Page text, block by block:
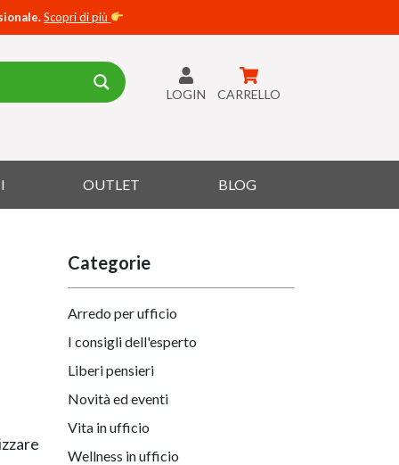
Scopri di più
LOGIN CARRELLO
OUTLET BLOG
Categorie
Arredo per ufficio
I consigli dell'esperto
Liberi pensieri
Novità ed eventi
Vita in ufficio
Wellness in ufficio